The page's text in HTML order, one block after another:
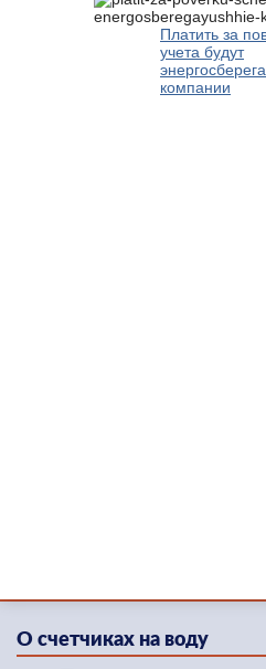
Платить за
учета будут
компании
О счетчиках на воду